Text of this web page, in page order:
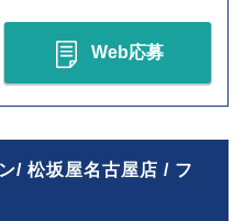
Web応募
/ 松坂屋名古屋店 / フ